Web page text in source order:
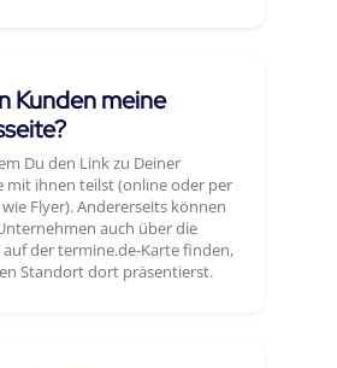
Kunden meine
Du den Link zu Deiner
mit ihnen teilst (online oder per
Flyer). Andererseits können
auch über die
auf der termine.de-Karte finden,
Standort dort präsentierst.